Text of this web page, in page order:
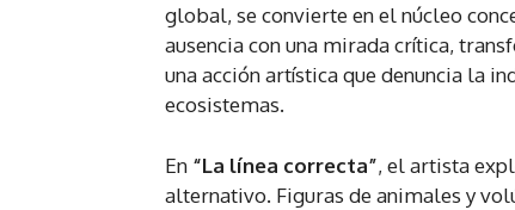
global, se convierte en el núcleo
ausencia con una mirada crítica,
una acción artística que denuncia la
ecosistemas.
En “La línea correcta”, el artista
alternativo. Figuras de animales y